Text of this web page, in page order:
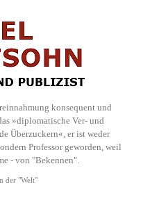
konsequent und
»diplomatische Ver- und
Überzuckern«, er ist weder
Professor geworden, weil
- von "Bekennen".
der "Welt"